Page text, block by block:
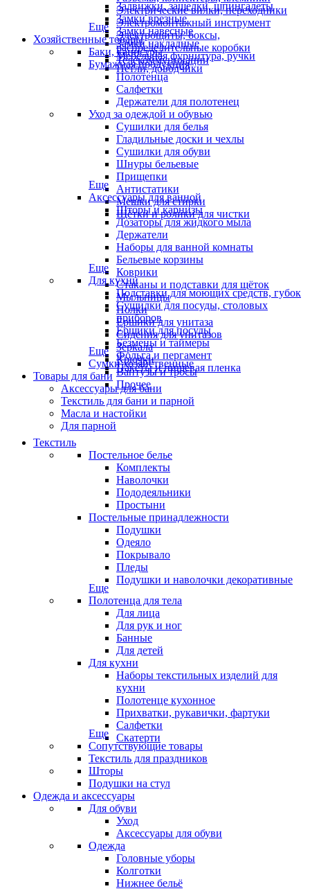
Электрические вилки, переходники
Электромонтажный инструмент
Электрощиты, боксы,
распределительные коробки
Телекоммуникации
Задвижки, защелки, шпингалеты
Замки врезные
Замки навесные
Замки накладные
Мебельная фурнитура, ручки
Петли, доводчики
Еще
Хозяйственные товары
Баки, канистры
Бумажная продукция
Полотенца
Салфетки
Держатели для полотенец
Уход за одеждой и обувью
Сушилки для белья
Гладильные доски и чехлы
Сушилки для обуви
Шнуры бельевые
Прищепки
Антистатики
Мешки для стирки
Щётки и ролики для чистки
Еще
Аксессуары для ванной
Шторы и карнизы
Дозаторы для жидкого мыла
Держатели
Наборы для ванной комнаты
Бельевые корзины
Коврики
Стаканы и подставки для щёток
Мыльницы
Полки
Ёршики для унитаза
Сидения для унитазов
Зеркала
Крючки
Вантузы и тросы
Прочее
Еще
Для кухни
Подставки для моющих средств, губок
Сушилки для посуды, столовых
приборов
Ёршики для посуды
Безмены и таймеры
Фольга и пергамент
Пакеты и пищевая пленка
Еще
Сумки хозяйственные
Товары для бани
Аксессуары для бани
Текстиль для бани и парной
Масла и настойки
Для парной
Текстиль
Постельное белье
Комплекты
Наволочки
Пододеяльники
Простыни
Постельные принадлежности
Подушки
Одеяло
Покрывало
Пледы
Подушки и наволочки декоративные
Еще
Полотенца для тела
Для лица
Для рук и ног
Банные
Для детей
Для кухни
Наборы текстильных изделий для
кухни
Полотенце кухонное
Прихватки, рукавички, фартуки
Салфетки
Скатерти
Еще
Сопутствующие товары
Текстиль для праздников
Шторы
Подушки на стул
Одежда и аксессуары
Для обуви
Уход
Аксессуары для обуви
Одежда
Головные уборы
Колготки
Нижнее бельё